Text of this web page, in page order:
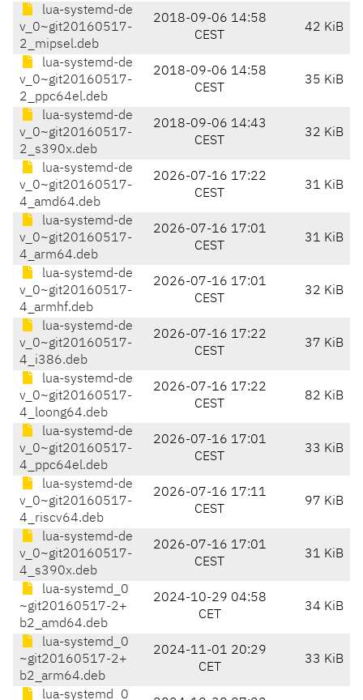
lua-systemd-de
v_0~git20160517-
2_mipsel.deb
2018-09-06 14:58
CEST
42 KiB
lua-systemd-de
v_0~git20160517-
2_ppc64el.deb
2018-09-06 14:58
CEST
35 KiB
lua-systemd-de
v_0~git20160517-
2_s390x.deb
2018-09-06 14:43
CEST
32 KiB
lua-systemd-de
v_0~git20160517-
4_amd64.deb
2026-07-16 17:22
CEST
31 KiB
lua-systemd-de
v_0~git20160517-
4_arm64.deb
2026-07-16 17:01
CEST
31 KiB
lua-systemd-de
v_0~git20160517-
4_armhf.deb
2026-07-16 17:01
CEST
32 KiB
lua-systemd-de
v_0~git20160517-
4_i386.deb
2026-07-16 17:22
CEST
37 KiB
lua-systemd-de
v_0~git20160517-
4_loong64.deb
2026-07-16 17:22
CEST
82 KiB
lua-systemd-de
v_0~git20160517-
4_ppc64el.deb
2026-07-16 17:01
CEST
33 KiB
lua-systemd-de
v_0~git20160517-
4_riscv64.deb
2026-07-16 17:11
CEST
97 KiB
lua-systemd-de
v_0~git20160517-
4_s390x.deb
2026-07-16 17:01
CEST
31 KiB
lua-systemd_0
~git20160517-2+
b2_amd64.deb
2024-10-29 04:58
CET
34 KiB
lua-systemd_0
~git20160517-2+
b2_arm64.deb
2024-11-01 20:29
CET
33 KiB
lua-systemd_0